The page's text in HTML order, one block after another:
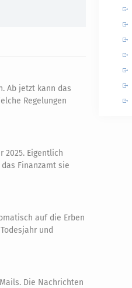
Ab jetzt kann das
Regelungen
2025. Eigentlich
Finanzamt sie
auf die Erben
und
Die Nachrichten